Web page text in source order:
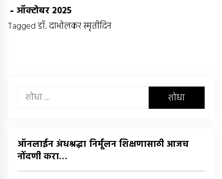
- ऑक्टोबर 2025
Taggedडॉ. दाभोलकर स्मृतीदिन
यांचा
ऑनलाईन अंधश्रद्धा निर्मूलन शिक्षणासाठी आजच
नोंदणी करा…